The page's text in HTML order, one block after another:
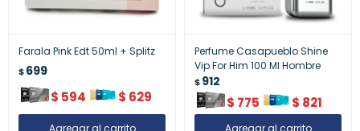
Farala Pink Edt 50ml + Splitz
$699
$ 594 $ 629
Perfume Casapueblo Shine
Vip For Him 100 Ml Hombre
$912
$ 775 $ 821